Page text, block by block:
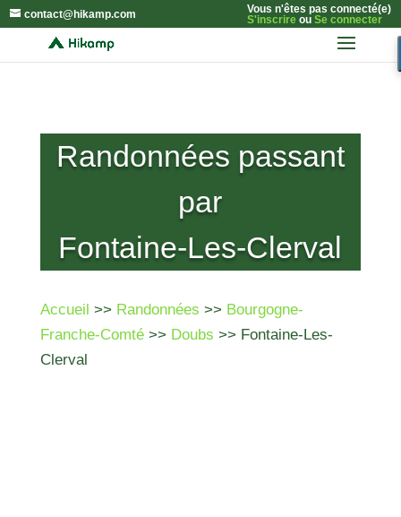
contact@hikamp.com
Vous n'êtes pas connecté(e)
S'inscrireou Se connecter
Randonnées passant
par
Fontaine-Les-Clerval
Accueil >> Randonnées >> Bourgogne-
Franche-Comté>> Doubs >> Fontaine-Les-
Clerval